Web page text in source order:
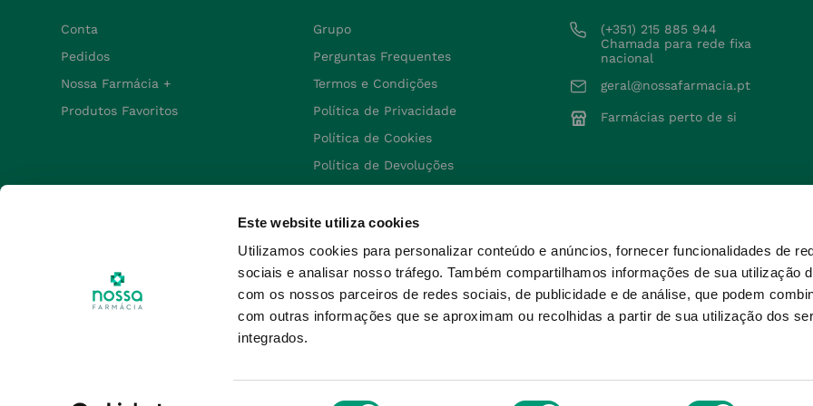
Este website utiliza cookies
Utilizamos cookies para personalizar conteúdo e anúncios, fornecer funcionalidades de
sociais e analisar nosso tráfego.Também compartilhamos informações de sua utilização
com os nossos parceiros de redes sociais, de publicidade e de análise, que podem
com outras informações que se aproximam ou recolhidas a partir de sua utilização dos
integrados.
Conta
Pedidos
Nossa Farmácia +
Produtos Favoritos
Grupo
Perguntas Frequentes
Termos e Condições
Política de Privacidade
Política de Cookies
Política de Devoluções
(+351) 215 885 944
Chamada para rede fixa
nacional
geral@nossafarmacia.pt
Farmácias perto de si
" Autorizado a disponibilizar MNSRM e MSRM mediante receita médica, e produtos de Saúde ao